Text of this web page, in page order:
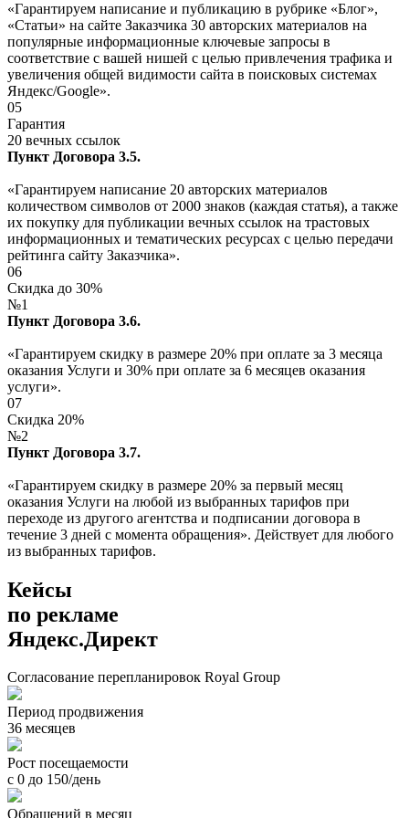
«Гарантируем написание и публикацию в рубрике «Блог»,
«Статьи» на сайте Заказчика 30 авторских материалов на
популярные информационные ключевые запросы в
соответствие с вашей нишей с целью привлечения трафика и
увеличения общей видимости сайта в поисковых системах
Яндекс/Google».
05
Гарантия
20 вечных ссылок
Пункт Договора 3.5.
«Гарантируем написание 20 авторских материалов
количеством символов от 2000 знаков (каждая статья), а также
их покупку для публикации вечных ссылок на трастовых
информационных и тематических ресурсах с целью передачи
рейтинга сайту Заказчика».
06
Скидка до 30%
№1
Пункт Договора 3.6.
«Гарантируем скидку в размере 20% при оплате за 3 месяца
оказания Услуги и 30% при оплате за 6 месяцев оказания
услуги».
07
Скидка 20%
№2
Пункт Договора 3.7.
«Гарантируем скидку в размере 20% за первый месяц
оказания Услуги на любой из выбранных тарифов при
переходе из другого агентства и подписании договора в
течение 3 дней с момента обращения». Действует для любого
из выбранных тарифов.
Кейсы
по рекламе
Яндекс.Директ
Согласование перепланировок Royal Group
Период продвижения
36 месяцев
Рост посещаемости
с 0 до 150/день
Обращений в месяц